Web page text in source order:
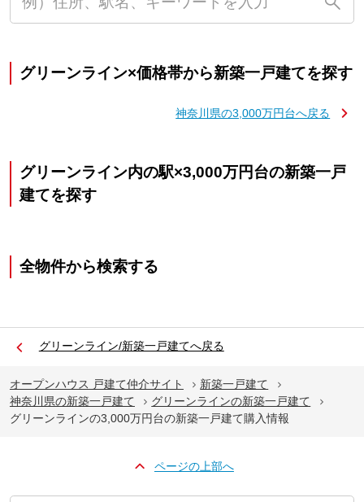
グリーンライン×価格帯から新築一戸建てを探す
神奈川県の3,000万円台へ戻る
グリーンライン内の駅×3,000万円台の新築一戸
建てを探す
全物件から検索する
グリーンライン/新築一戸建てへ戻る
オープンハウス 戸建て仲介サイト
新築一戸建て
神奈川県の新築一戸建て
グリーンラインの新築一戸建て
グリーンラインの3,000万円台の新築一戸建て購入情報
ページの上部へ